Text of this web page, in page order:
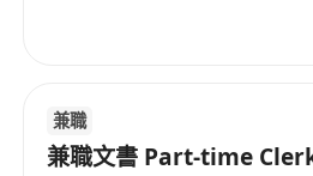
兼職
兼職文書 Part-time